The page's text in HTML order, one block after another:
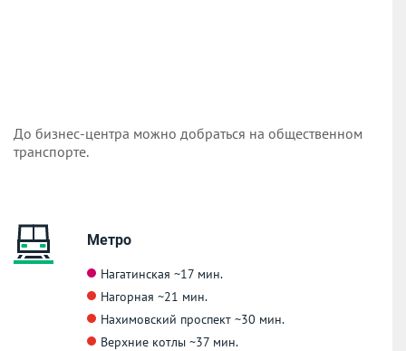
До бизнес-центра можно добраться на общественном
транспорте.
Метро
Нагатинская ~17 мин.
Нагорная ~21 мин.
Нахимовский проспект~30 мин.
Верхние котлы~37 мин.